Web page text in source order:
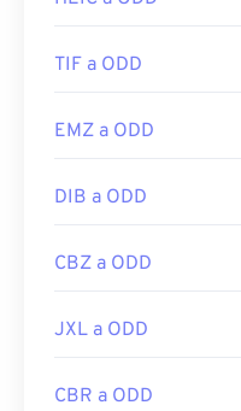
TIF a ODD
EMZ a ODD
DIB a ODD
CBZ a ODD
JXL a ODD
CBR a ODD